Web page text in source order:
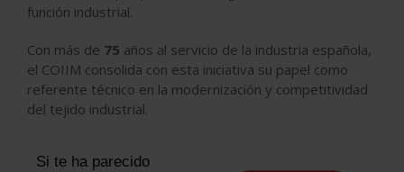
función industrial.
Con más de 75 años al servicio de la industria española,
el COIIM consolida con esta iniciativa su papel como
referente técnico en la modernización y competitividad
del tejido industrial.
Si te ha parecido